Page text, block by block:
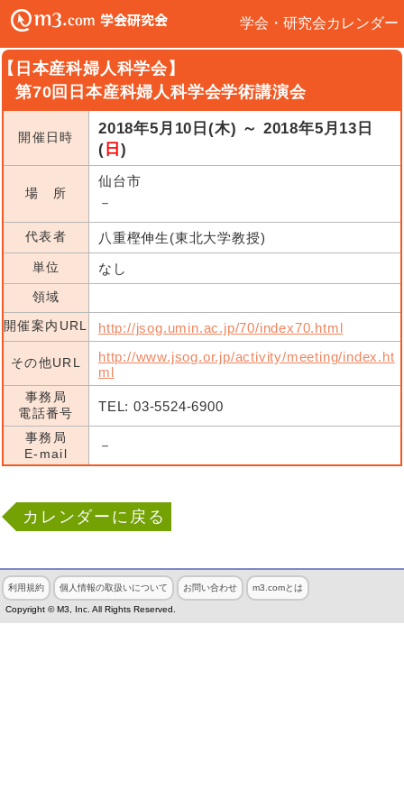
学会・研究会カレンダー
日本産科婦人科学会】
第70回日本産科婦人科学会学術講演会
開催日時
2018年5月10日(木) ～ 2018年5月13日
( 日 )
場 所
仙台市
－
代表者 八重樫伸生(東北大学教授)
単位 なし
領域
開催案内URL
http://jsog.umin.ac.jp/70/index70.html
その他URL
http://www.jsog.or.jp/activity/meeting/index.ht
ml
事務局
電話番号
TEL: 03-5524-6900
事務局
E-mail
－
カレンダーに戻る
利用規約 個人情報の取扱いについて お問い合わせ m3.comとは
Copyright © M3, Inc. All Rights Reserved.